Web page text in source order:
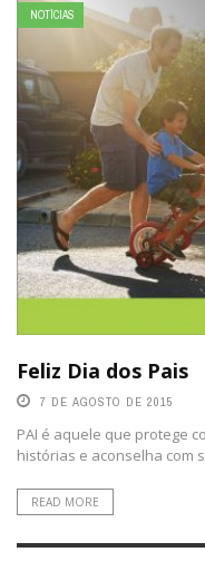
NOTÍCIAS
Feliz Dia dos Pais
7 DE AGOSTO DE 2015
PAI é aquele que protege
histórias e aconselha com
READ MORE